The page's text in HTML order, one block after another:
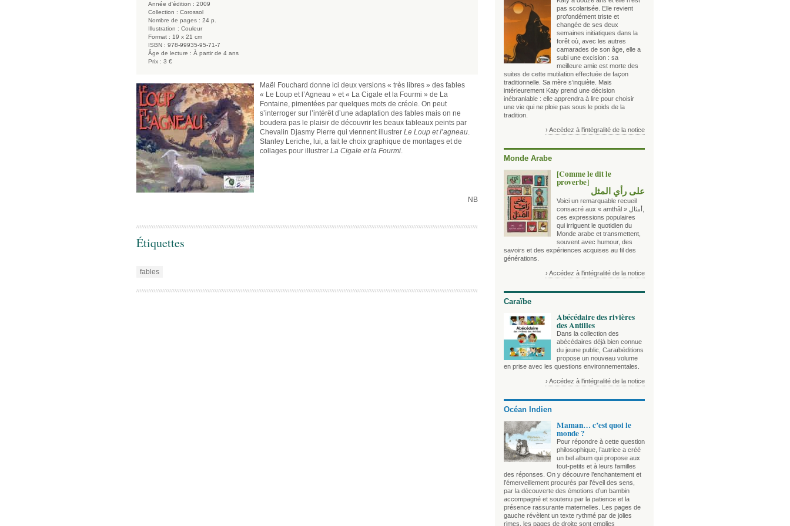
Année d'édition : 2009
Collection : Corossol
Nombre de pages : 24 p.
Illustration : Couleur
Format : 19 x 21 cm
ISBN : 978-99935-95-71-7
Âge de lecture : À partir de 4 ans
Prix : 3 €
Maël Fouchard donne ici deux versions « très libres » des fables
« Le Loup et l’Agneau » et « La Cigale et la Fourmi » de La
Fontaine, pimentées par quelques mots de créole. On peut
s’interroger sur l’intérêt d’une adaptation des fables mais on ne
boudera pas le plaisir de découvrir les beaux tableaux peints par
Chevalin Djasmy Pierre qui viennent illustrer Le Loup et l’agneau
Stanley Leriche, lui, a fait le choix graphique de montages et de
collages pour illustrer La Cigale et la Fourmi
NB
Étiquettes
fables
pas scolarisée. Elle revient
profondément triste et
changée de ses deux
semaines initiatiques dans la
forêt où, avec les autres
camarades de son âge, elle a
subi une excision : sa
meilleure amie est morte des
suites de cette mutilation effectuée de façon
traditionnelle. Sa mère s’inquiète. Mais
intérieurement Katy prend une décision
inébranlable : elle apprendra à lire pour choisir
une vie qui ne ploie pas sous le poids de la
tradition.
› Accédez à l'intégralité de la notice
Monde Arabe
[Comme le dit le
proverbe]
على رأي المثل
Voici un remarquable recueil
consacré aux « amthâl » أمثال
ces expressions populaires
qui irriguent le quotidien du
Monde arabe et transmettent,
souvent avec humour, des
savoirs et des expériences acquises au fil des
générations.
› Accédez à l'intégralité de la notice
Caraïbe
Abécédaire des rivières
des Antilles
Dans la collection des
abécédaires déjà bien connue
du jeune public, Caraïbéditions
propose un nouveau volume
en prise avec les questions environnementales.
› Accédez à l'intégralité de la notice
Océan Indien
Maman… c’est quoi le
monde ?
Pour répondre à cette question
philosophique, l’autrice a créé
un bel album qui propose aux
tout-petits et à leurs familles
des réponses. On y découvre l’enchantement et
l’émerveillement procurés par l’éveil des sens,
par la découverte des émotions d’un bambin
accompagné et soutenu par la patience et la
présence rassurante maternelles. Les pages de
gauche révèlent un texte rythmé par de jolies
rimes, les pages de droite sont emplies